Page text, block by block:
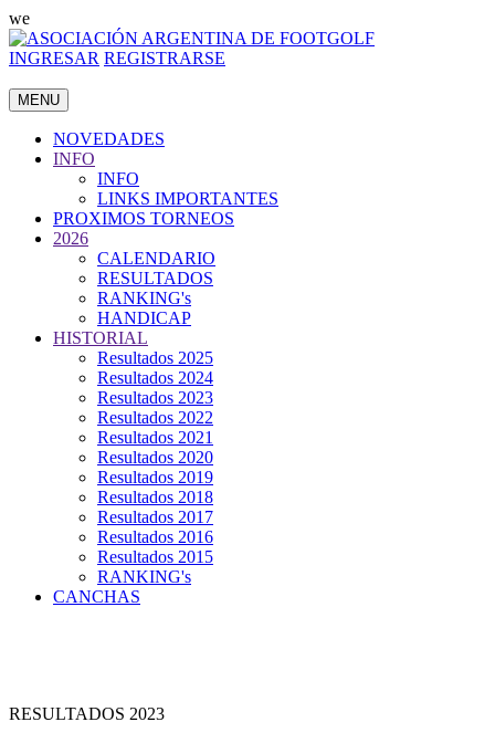
we
INGRESAR REGISTRARSE
MENU
NOVEDADES
INFO
INFO
LINKS IMPORTANTES
PROXIMOS TORNEOS
2026
CALENDARIO
RESULTADOS
RANKING's
HANDICAP
HISTORIAL
Resultados 2025
Resultados 2024
Resultados 2023
Resultados 2022
Resultados 2021
Resultados 2020
Resultados 2019
Resultados 2018
Resultados 2017
Resultados 2016
Resultados 2015
RANKING's
CANCHAS
RESULTADOS 2023